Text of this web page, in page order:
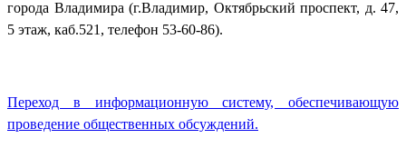
города Владимира (г.Владимир, Октябрьский проспект, д. 47,
5 этаж, каб.521, телефон 53-60-86).
Переход в информационную систему, обеспечивающую
проведение общественных обсуждений.